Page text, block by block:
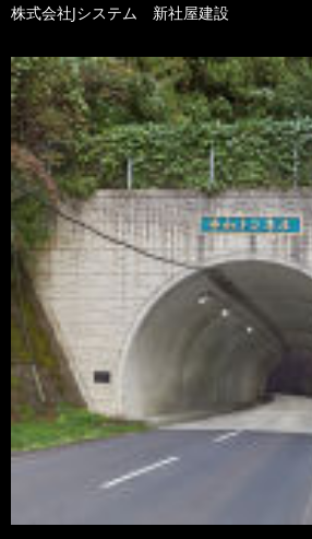
株式会社Jシステム 新社屋建設